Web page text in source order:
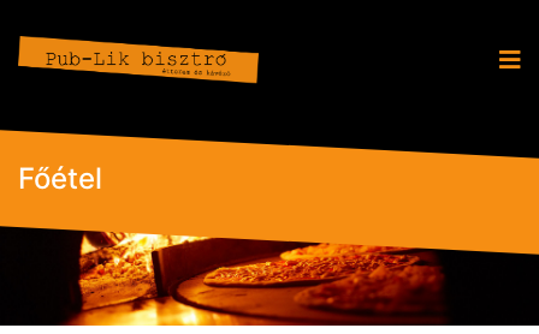
Főétel